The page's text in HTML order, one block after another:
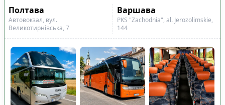
Полтава
Варшава
Автовокзал, вул.
Великотирнівська, 7
PKS "Zachodnia", al. Jerozolimskie,
144